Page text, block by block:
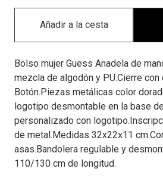
Bolso mujer Guess Anadela de
mezcla de algodón y PU.Cierre con
Botón.Piezas metálicas color
logotipo desmontable en la base
personalizado con
de metal.Medidas 32x22x11
asas.Bandolera regulable y
110/130 cm de longitud.